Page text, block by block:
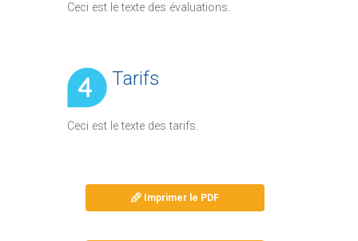
Ceci est le texte des évaluations.
Tarifs
Ceci est le texte des tarifs.
Imprimer le PDF